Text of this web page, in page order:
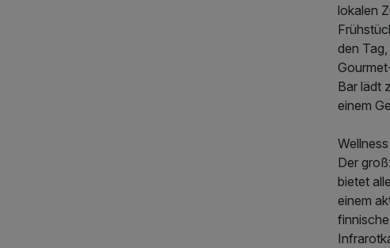
lokalen
den
Bar lädt
einem
Der
bietet
einem